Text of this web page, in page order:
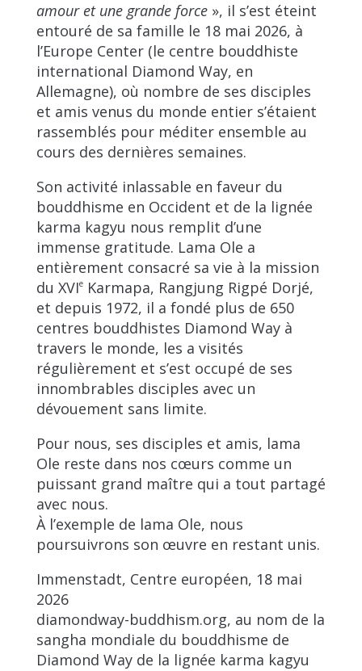
amour et une grande force», il s’est éteint
entouré de sa famille le 18 mai 2026, à
l’Europe Center (le centre bouddhiste
international Diamond Way, en
Allemagne), où nombre de ses disciples
et amis venus du monde entier s’étaient
rassemblés pour méditer ensemble au
cours des dernières semaines.
Son activité inlassable en faveur du
bouddhisme en Occident et de la lignée
karma kagyu nous remplit d’une
immense gratitude. Lama Ole a
entièrement consacré sa vie à la mission
du XVIeKarmapa, Rangjung Rigpé Dorjé,
et depuis 1972, il a fondé plus de 650
centres bouddhistes Diamond Way à
travers le monde, les a visités
régulièrement et s’est occupé de ses
innombrables disciples avec un
dévouement sans limite.
Pour nous, ses disciples et amis, lama
Ole reste dans nos cœurs comme un
puissant grand maître qui a tout partagé
avec nous.
À l’exemple de lama Ole, nous
poursuivrons son œuvre en restant unis.
Immenstadt, Centre européen, 18 mai
2026
diamondway-buddhism.org, au nom de la
sangha mondiale du bouddhisme de
Diamond Way de la lignée karma kagyu